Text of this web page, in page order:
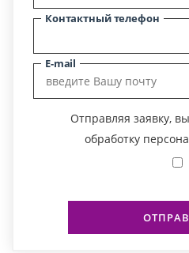
Контактный телефон
E-mail
Отправляя заявку,
обработку